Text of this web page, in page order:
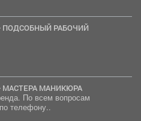
- ПОДСОБНЫЙ РАБОЧИЙ
- МАСТЕРА МАНИКЮРА
По всем вопросам
телефону..